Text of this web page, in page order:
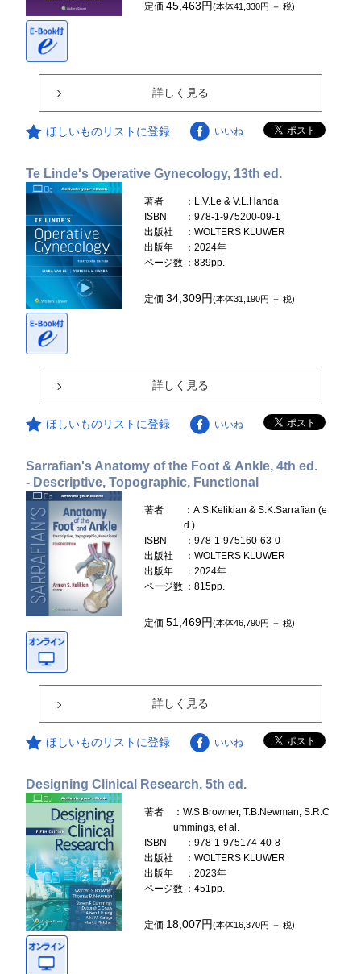
定価45,463円(本体41,330円 ＋ 税)
詳しく見る
ほしいものリストに登録 いいね
Te Linde's Operative Gynecology, 13th ed.
著者
：L.V.Le & V.L.Handa
ISBN
：978-1-975200-09-1
出版社
：WOLTERS KLUWER
出版年
：2024年
ページ数 ：839pp.
定価34,309円(本体31,190円 ＋ 税)
詳しく見る
ほしいものリストに登録 いいね
Sarrafian's Anatomy of the Foot & Ankle, 4th ed.
- Descriptive, Topographic, Functional
著者
：A.S.Kelikian & S.K.Sarrafian (e
d.)
ISBN
：978-1-975160-63-0
出版社
：WOLTERS KLUWER
出版年
：2024年
ページ数 ：815pp.
定価51,469円(本体46,790円 ＋ 税)
詳しく見る
ほしいものリストに登録 いいね
Designing Clinical Research, 5th ed.
著者
：W.S.Browner, T.B.Newman, S.R.C
ummings, et al.
ISBN
：978-1-975174-40-8
出版社
：WOLTERS KLUWER
出版年
：2023年
ページ数 ：451pp.
定価 18,007円(本体16,370円 ＋ 税)